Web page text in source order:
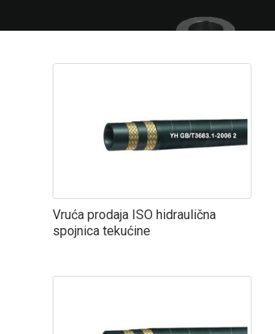
Vruća prodaja ISO hidraulična
spojnica tekućine